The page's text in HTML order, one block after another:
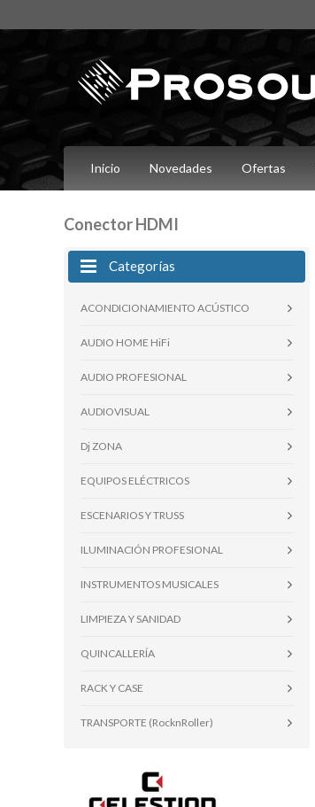
Inicio Novedades Ofertas
Conector HDMI
Categorías
ACONDICIONAMIENTO ACÚSTICO
AUDIO HOME HiFi
AUDIO PROFESIONAL
AUDIOVISUAL
Dj ZONA
EQUIPOS ELÉCTRICOS
ESCENARIOS Y TRUSS
ILUMINACIÓN PROFESIONAL
INSTRUMENTOS MUSICALES
LIMPIEZA Y SANIDAD
QUINCALLERÍA
RACK Y CASE
TRANSPORTE (RocknRoller)